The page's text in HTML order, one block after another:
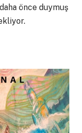
önce duymuş